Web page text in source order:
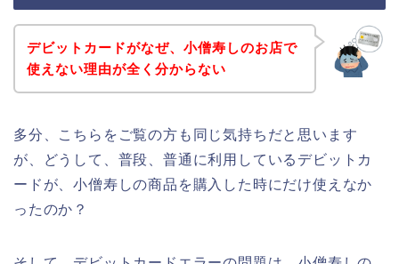
デビットカードがなぜ、小僧寿しのお店で
使えない理由が全く分からない
多分、こちらをご覧の方も同じ気持ちだと思います
が、どうして、普段、普通に利用しているデビットカ
ードが、小僧寿しの商品を購入した時にだけ使えなか
ったのか？